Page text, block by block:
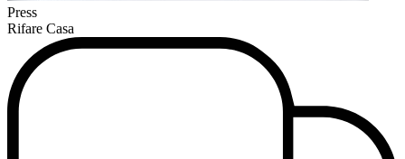
Press
Rifare Casa